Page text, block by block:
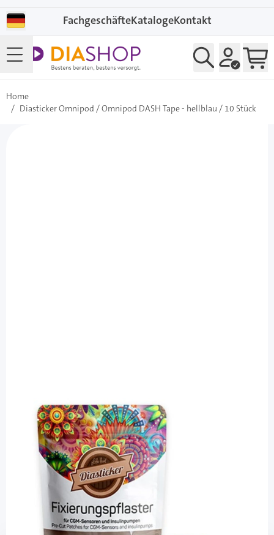
FachgeschäfteKatalogeKontakt
Home
/ Diasticker Omnipod / Omnipod DASH Tape - hellblau / 10 Stück
Diasticker
Diasticker Omnipod / Omnipod DASH
Tape - hellblau / 10 Stück
Diashop.de Kat.-Nr.114783
Lieferzeit bis zu 3 Wochen
Mehr über das Produkt